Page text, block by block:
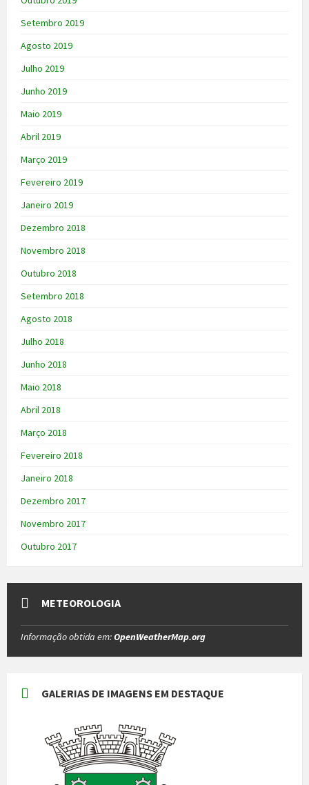
Setembro 2019
Agosto 2019
Julho 2019
Junho 2019
Maio 2019
Abril 2019
Março 2019
Fevereiro 2019
Janeiro 2019
Dezembro 2018
Novembro 2018
Outubro 2018
Setembro 2018
Agosto 2018
Julho 2018
Junho 2018
Maio 2018
Abril 2018
Março 2018
Fevereiro 2018
Janeiro 2018
Dezembro 2017
Novembro 2017
Outubro 2017
METEOROLOGIA
Informação obtida em:OpenWeatherMap.org
GALERIAS DE IMAGENS EM DESTAQUE